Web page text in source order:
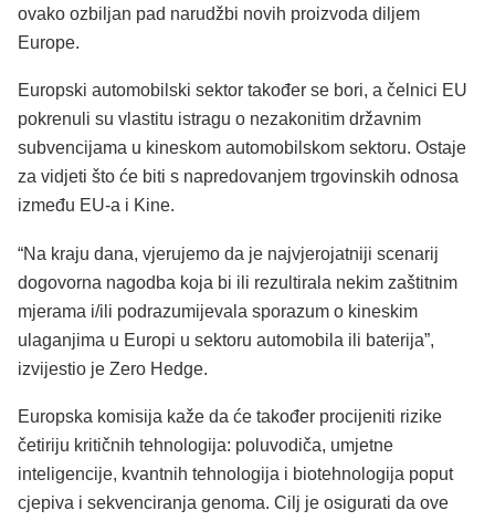
ovako ozbiljan pad narudžbi novih proizvoda diljem
Europe.
Europski automobilski sektor također se bori, a čelnici EU
pokrenuli su vlastitu istragu o nezakonitim državnim
subvencijama u kineskom automobilskom sektoru. Ostaje
za vidjeti što će biti s napredovanjem trgovinskih odnosa
između EU-a i Kine.
“Na kraju dana, vjerujemo da je najvjerojatniji scenarij
dogovorna nagodba koja bi ili rezultirala nekim zaštitnim
mjerama i/ili podrazumijevala sporazum o kineskim
ulaganjima u Europi u sektoru automobila ili baterija”,
izvijestio je Zero Hedge.
Europska komisija kaže da će također procijeniti rizike
četiriju kritičnih tehnologija: poluvodiča, umjetne
inteligencije, kvantnih tehnologija i biotehnologija poput
cjepiva i sekvenciranja genoma. Cilj je osigurati da ove